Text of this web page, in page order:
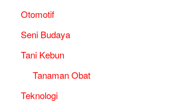
Otomotif
Seni Budaya
Tani Kebun
Tanaman Obat
Teknologi